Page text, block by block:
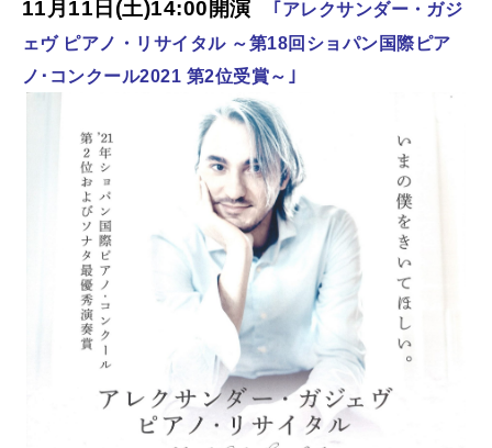
11月11日(土)14:00開演
｢アレクサンダー・ガジ
ェヴ ピアノ・リサイタル ～第18回ショパン国際ピア
ノ･コンクール2021 第2位受賞～｣